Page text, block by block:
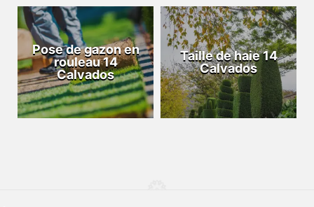
Pose de gazon en
rouleau 14
Calvados
Taille de haie 14
Calvados